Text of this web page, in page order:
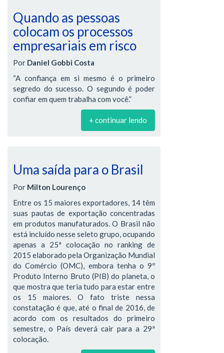
Quando as pessoas
colocam os processos
empresariais em risco
Por Daniel Gobbi Costa
“A confiança em si mesmo é o primeiro
segredo do sucesso. O segundo é poder
confiar em quem trabalha com você.”
+ continuar lendo
Uma saída para o Brasil
Por Milton Lourenço
Entre os 15 maiores exportadores, 14 têm
suas pautas de exportação concentradas
em produtos manufaturados. O Brasil não
está incluído nesse seleto grupo, ocupando
apenas a 25ª colocação no ranking de
2015 elaborado pela Organização Mundial
do Comércio (OMC), embora tenha o 9º
Produto Interno Bruto (PIB) do planeta, o
que mostra que teria tudo para estar entre
os 15 maiores. O fato triste nessa
constatação é que, até o final de 2016, de
acordo com os resultados do primeiro
semestre, o País deverá cair para a 29ª
colocação.